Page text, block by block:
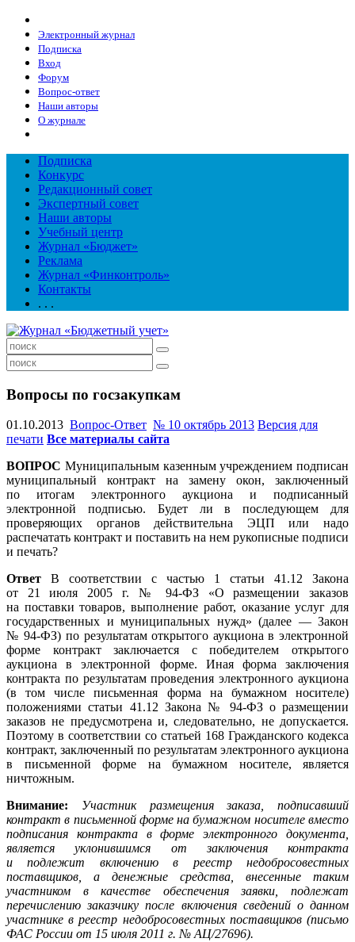
Электронный журнал
Подписка
Вход
Форум
Вопрос-ответ
Наши авторы
О журнале
Подписка
Конкурс
Редакционный совет
Экспертный совет
Наши авторы
Учебный центр
Журнал «Бюджет»
Реклама
Журнал «Финконтроль»
Контакты
. . .
Вопросы по госзакупкам
01.10.2013 Вопрос-Ответ № 10 октябрь 2013 Версия для
печати Все материалы сайта
ВОПРОС Муниципальным казенным учреждением подписан
муниципальный контракт на замену окон, заключенный
по итогам электронного аукциона и подписанный
электронной подписью. Будет ли в последующем для
проверяющих органов действительна ЭЦП или надо
распечатать контракт и поставить на нем рукописные подписи
и печать?
Ответ В соответствии с частью 1 статьи 41.12 Закона
от 21 июля 2005 г. № 94-ФЗ«О размещении заказов
на поставки товаров, выполнение работ, оказание услуг для
государственных и муниципальных нужд» (далее — Закон
№94-ФЗ) по результатам открытого аукциона в электронной
форме контракт заключается с победителем открытого
аукциона в электронной форме. Иная форма заключения
контракта по результатам проведения электронного аукциона
(в том числе письменная форма на бумажном носителе)
положениями статьи 41.12 Закона № 94-ФЗо размещении
заказов не предусмотрена и, следовательно, не допускается.
Поэтому в соответствии со статьей 168 Гражданского кодекса
контракт, заключенный по результатам электронного аукциона
в письменной форме на бумажном носителе, является
ничтожным.
Внимание:
Участник размещения заказа, подписавший
контракт в письменной форме на бумажном носителе вместо
подписания контракта в форме электронного документа,
является уклонившимся от заключения контракта
и подлежит включению в реестр недобросовестных
поставщиков, а денежные средства, внесенные таким
участником в качестве обеспечения заявки, подлежат
перечислению заказчику после включения сведений о данном
участнике в реестр недобросовестных поставщиков (письмо
ФАС России от 15 июля 2011 г. № АЦ/27696).